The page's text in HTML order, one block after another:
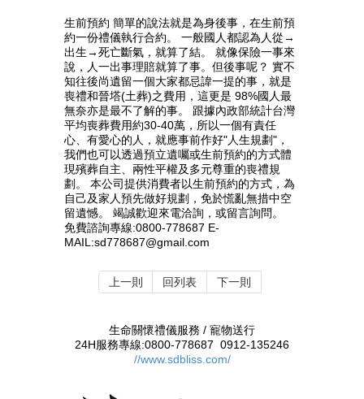
生前預約 簡單的說法就是為身後事，在生前預
約一份禮儀執行合約。 一般國人都認為人從→
出生→死亡斷氣，就算了結。 就像保險一事來
說，人一出事理賠就算了事。但後事呢？ 實不
知往後尚遺留一個大家都忌諱一提的事，就是
喪禮和晉塔(土葬)之費用，這更是 98%國人最
無奈亦是最不了解的事。 跟據內政部統計台灣
平均喪葬費用約30-40萬，所以一個有責任
心、有愛心的人，就應事前作好"人生規劃"，
我們也可以透過預立遺囑或生前預約的方式體
現殯葬自主、兩性平權及多元尊重的喪禮規
劃。 本公司提供消費者以生前預約的方式，為
自己及家人預先做好規劃，免於慌亂無措中空
留遺憾。 竭誠歡迎來電洽詢，或留言詢問。
免費諮詢專線:0800-778687 E-
MAIL:sd778687@gmail.com
上一則 回列表 下一則
生命關懷禮儀服務 / 寵物送行
24H服務專線:0800-778687 0912-135246
//www.sdbliss.com/